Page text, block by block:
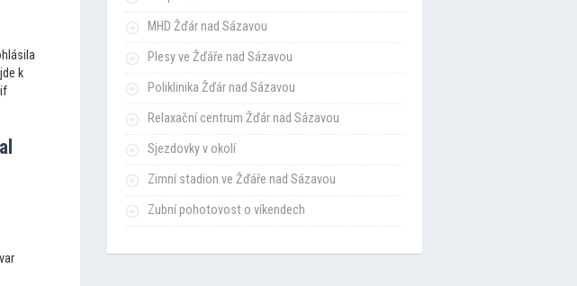
k
MHD Žďár nad Sázavou
Plesy ve Žďáře nad Sázavou
Poliklinika Žďár nad Sázavou
Relaxační centrum Žďár nad Sázavou
Sjezdovky v okolí
Zimní stadion ve Žďáře nad Sázavou
Zubní pohotovost o víkendech